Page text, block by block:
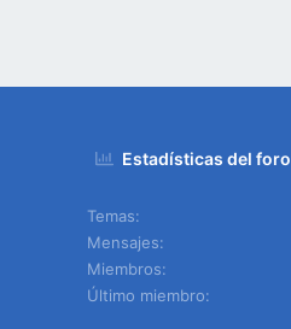
Estadísticas del foro
Temas
Mensajes
Miembros
Último miembro